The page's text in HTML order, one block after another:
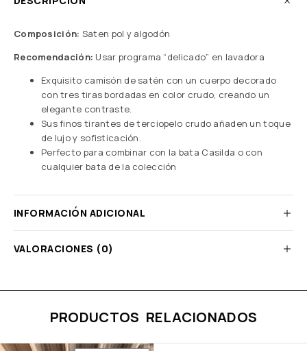
Composición: Saten pol y algodón
Recomendación: Usar programa “delicado” en lavadora
Exquisito camisón de satén con un cuerpo decorado
con tres tiras bordadas en color crudo, creando un
elegante contraste.
Sus finos tirantes de terciopelo crudo añaden un toque
de lujo y sofisticación.
Perfecto para combinar con la bata Casilda o con
cualquier bata de la colección
INFORMACIÓN ADICIONAL
VALORACIONES (0)
PRODUCTOS RELACIONADOS